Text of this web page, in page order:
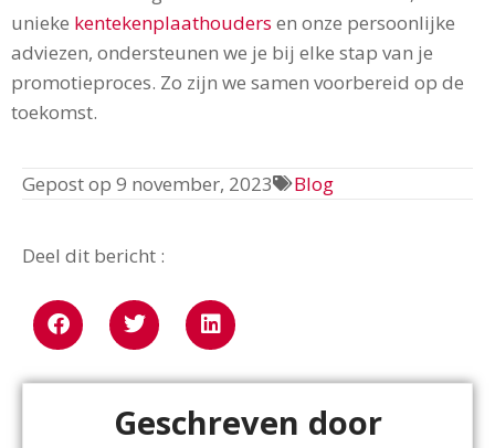
unieke kentekenplaathouders en onze persoonlijke
adviezen, ondersteunen we je bij elke stap van je
promotieproces. Zo zijn we samen voorbereid op de
toekomst.
Gepost op 9 november, 2023 Blog
Deel dit bericht :
Geschreven door